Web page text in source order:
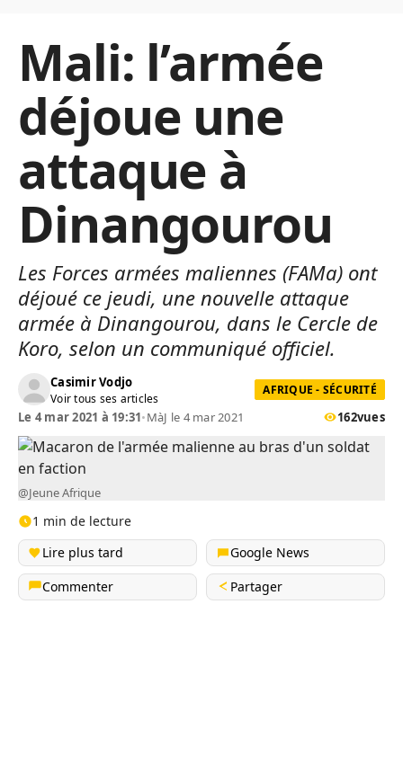
Mali: l’armée
déjoue une
attaque à
Dinangourou
Les Forces armées maliennes (FAMa) ont
déjoué ce jeudi, une nouvelle attaque
armée à Dinangourou, dans le Cercle de
Koro, selon un communiqué officiel.
Casimir Vodjo
Voir tous ses articles
AFRIQUE - SÉCURITÉ
Le 4 mar 2021 à 19:31•MàJ le 4 mar 2021 162vues
@Jeune Afrique
1 min de lecture
Lire plus tard
Google News
Commenter
Partager